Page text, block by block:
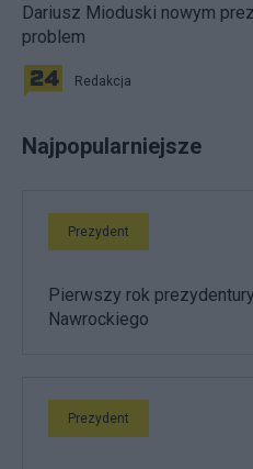
Dariusz Mioduski nowym
problem
Redakcja
Najpopularniejsze
Prezydent
Pierwszy rok
Nawrockiego
Prezydent